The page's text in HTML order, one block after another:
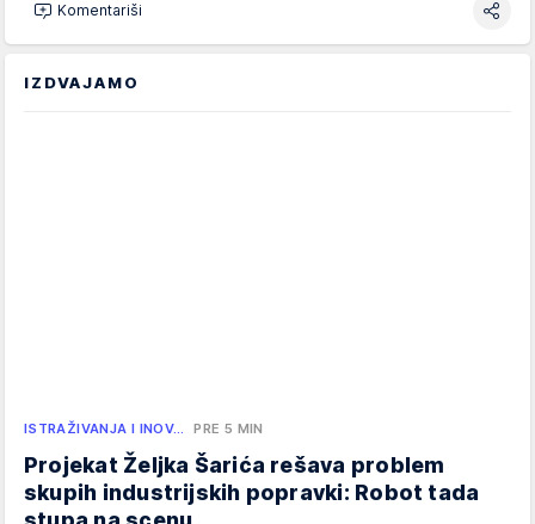
Komentariši
IZDVAJAMO
ISTRAŽIVANJA I INOV… PRE 5 MIN
Projekat Željka Šarića rešava problem
skupih industrijskih popravki: Robot tada